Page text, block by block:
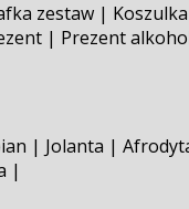
zestaw | Koszulka
| Prezent
| Jolanta |
|